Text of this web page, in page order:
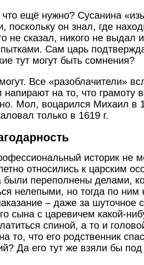
ещё нужно? Сусанина
по­скольку он знал, где
не сказал, никого не выдал
Сам царь
тут могут быть сомнения?
Все «разо­блачители»
на то, что грамоту
Мол, воцарился Михаил в
только в 1619 г.
историк не
относились к царским
были переполнены делами,
нелепыми, но тогда по ним
– даже за шуточное
сына с царевичем какой-
спиной, а то и
то, что его родственник
Да его тут же взяли бы